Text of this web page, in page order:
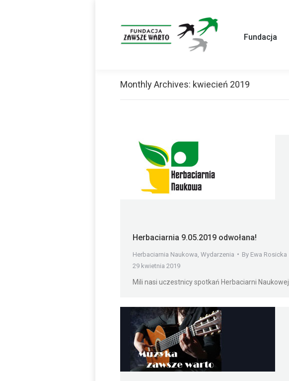
Fundacja
Monthly Archives: kwiecień 2019
Herbaciarnia 9.05.2019 odwołana!
Herbaciarnia Naukowa Wydarzenia By Ewa Rosicka
29 kwietnia 2019
Mili nasi uczestnicy spotkań Herbaciarni Naukowej